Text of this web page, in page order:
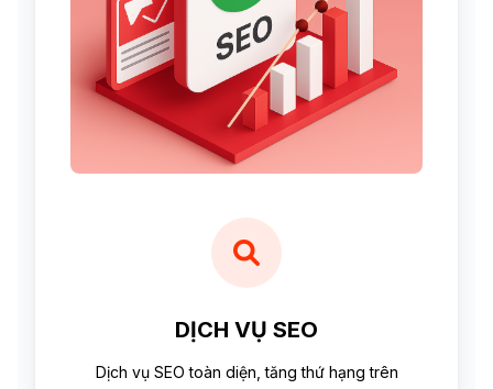
DỊCH VỤ SEO
Dịch vụ SEO toàn diện, tăng thứ hạng trên